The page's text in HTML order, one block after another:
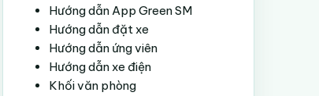
Hướng dẫn App Green SM
Hướng dẫn đặt xe
Hướng dẫn ứng viên
Hướng dẫn xe điện
Khối văn phòng